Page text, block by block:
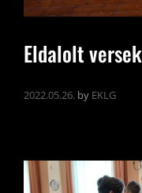
Eldalolt
2022.05.26. by EKLG